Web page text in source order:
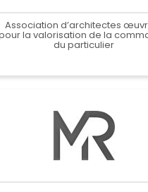
Association d’architectes
la valorisation de la
du particulier